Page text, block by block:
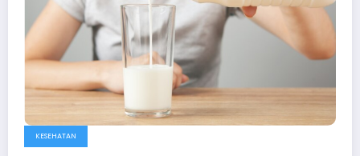
KESEHATAN